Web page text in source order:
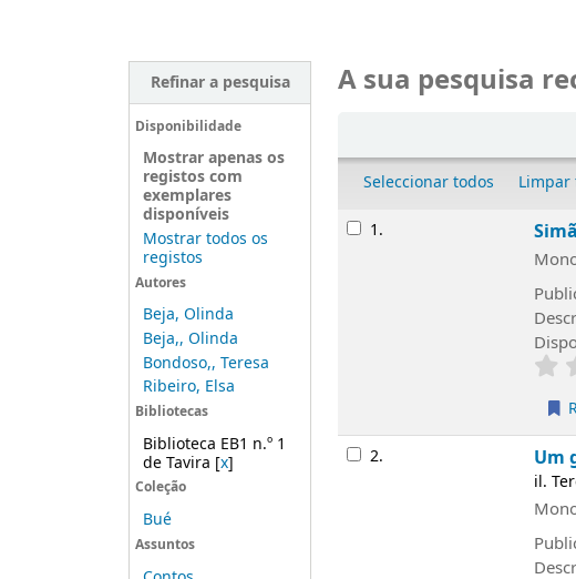
Refinar a pesquisa
Disponibilidade
Mostrar apenas os
registos com
exemplares
disponíveis
Mostrar todos os
registos
Autores
Beja, Olinda
Beja,, Olinda
Bondoso,, Teresa
Ribeiro, Elsa
Bibliotecas
Biblioteca EB1 n.º 1
de Tavira [x]
Coleção
Bué
Assuntos
A sua pesquisa
Seleccionar todos Limpar
Resultados
1.
2. Um
il.